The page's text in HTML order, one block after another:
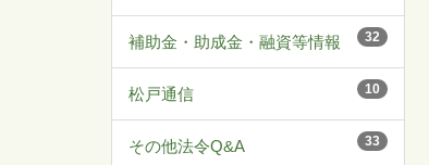
32
補助金・助成金・融資等情報
10
松戸通信
33
その他法令Q&A